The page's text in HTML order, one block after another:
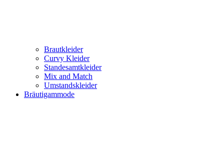
Brautkleider
Curvy Kleider
Standesamtkleider
Mix and Match
Umstandskleider
Bräutigammode